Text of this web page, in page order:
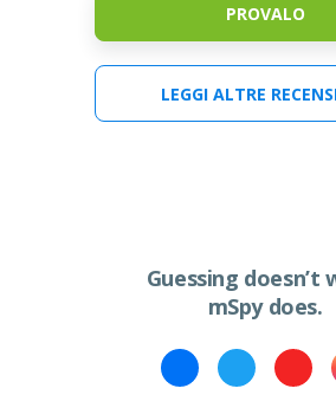
PROVALO
LEGGI ALTRE
Guessing doesn’t
mSpy does.